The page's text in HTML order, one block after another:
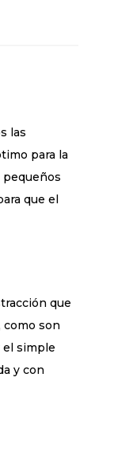
las
para la
pequeños
que el
que
como son
el simple
y con